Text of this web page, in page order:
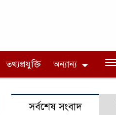
তথ্যপ্রযুক্তি অন্যান্য
সর্বশেষ সংবাদ